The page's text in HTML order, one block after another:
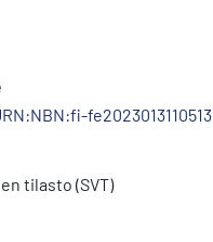
fe2023013110513
tilasto (SVT)